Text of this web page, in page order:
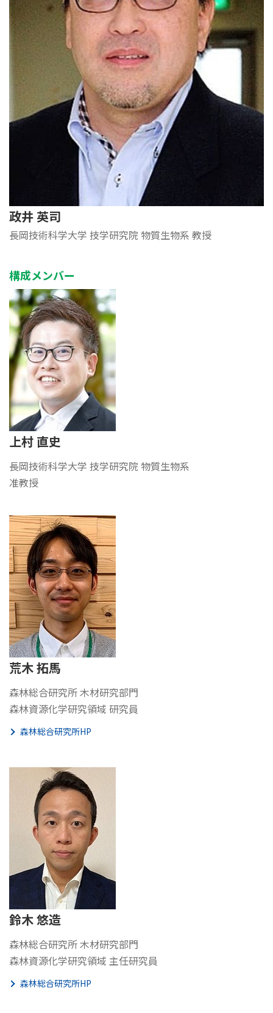
政井 英司
長岡技術科学大学 技学研究院 物質生物系 教授
構成メンバー
上村 直史
長岡技術科学大学 技学研究院 物質生物系
准教授
荒木 拓馬
森林総合研究所 木材研究部門
森林資源化学研究領域 研究員
森林総合研究所HP
鈴木 悠造
森林総合研究所 木材研究部門
森林資源化学研究領域 主任研究員
森林総合研究所HP